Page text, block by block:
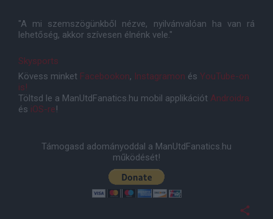
"A mi szemszögünkből nézve, nyilvánvalóan ha van rá
lehetőség, akkor szívesen élnénk vele."
Skysports
Kövess minket Facebookon, Instagramon és YouTube-on
is!
Töltsd le a ManUtdFanatics.hu mobil applikációt Androidra
és iOS-re!
Támogasd adományoddal a ManUtdFanatics.hu
működését!